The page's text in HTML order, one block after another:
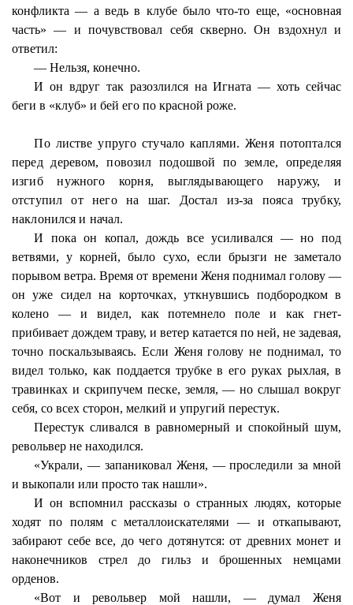
конфликта — а ведь в клубе было что-то еще, «основная
часть» — и почувствовал себя скверно. Он вздохнул и
ответил:
— Нельзя, конечно.
И он вдруг так разозлился на Игната — хоть сейчас
беги в «клуб» и бей его по красной роже.
По листве упруго стучало каплями. Женя потоптался
перед деревом, повозил подошвой по земле, определяя
изгиб нужного корня, выглядывающего наружу, и
отступил от него на шаг. Достал из-за пояса трубку,
наклонился и начал.
И пока он копал, дождь все усиливался — но под
ветвями, у корней, было сухо, если брызги не заметало
порывом ветра. Время от времени Женя поднимал голову —
он уже сидел на корточках, уткнувшись подбородком в
колено — и видел, как потемнело поле и как гнет-
прибивает дождем траву, и ветер катается по ней, не задевая,
точно поскальзываясь. Если Женя голову не поднимал, то
видел только, как поддается трубке в его руках рыхлая, в
травинках и скрипучем песке, земля, — но слышал вокруг
себя, со всех сторон, мелкий и упругий перестук.
Перестук сливался в равномерный и спокойный шум,
револьвер не находился.
«Украли, — запаниковал Женя, — проследили за мной
и выкопали или просто так нашли».
И он вспомнил рассказы о странных людях, которые
ходят по полям с металлоискателями — и откапывают,
забирают себе все, до чего дотянутся: от древних монет и
наконечников стрел до гильз и брошенных немцами
орденов.
«Вот и револьвер мой нашли, — думал Женя